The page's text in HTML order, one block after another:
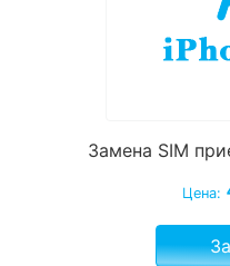
Замена SIM
Цена: